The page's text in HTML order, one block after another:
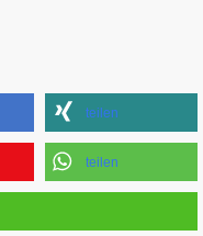
teilen
teilen